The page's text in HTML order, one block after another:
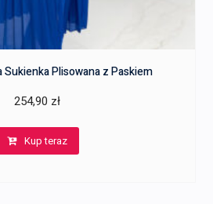
Sukienka Plisowana z Paskiem
254,90 zł
Kup teraz